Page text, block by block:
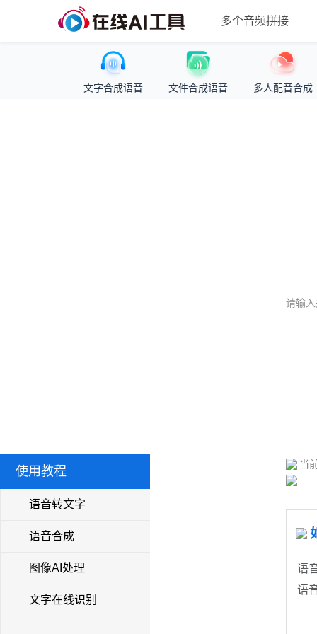
多个音频拼接
文字合成语音 文件合成语音 多人配音合成
使用教程
语音转文字
语音合成
图像AI处理
文字在线识别
当
语
语